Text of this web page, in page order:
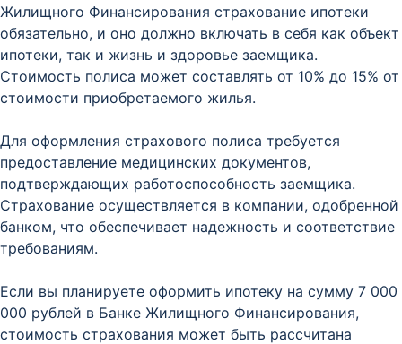
Жилищного Финансирования страхование ипотеки
обязательно, и оно должно включать в себя как объект
ипотеки, так и жизнь и здоровье заемщика.
Стоимость полиса может составлять от 10% до 15% от
стоимости приобретаемого жилья.
Для оформления страхового полиса требуется
предоставление медицинских документов,
подтверждающих работоспособность заемщика.
Страхование осуществляется в компании, одобренной
банком, что обеспечивает надежность и соответствие
требованиям.
Если вы планируете оформить ипотеку на сумму 7 000
000 рублей в Банке Жилищного Финансирования,
стоимость страхования может быть рассчитана